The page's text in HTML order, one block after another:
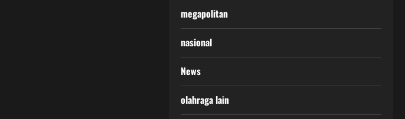
megapolitan
nasional
News
olahraga lain